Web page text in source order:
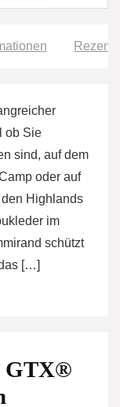
ob Sie
sind, auf dem
oder auf
Highlands
im
schützt
[…]
GTX®